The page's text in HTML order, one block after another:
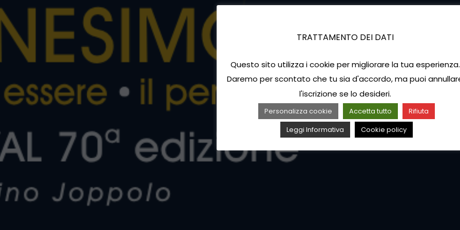
TRATTAMENTO DEI DATI
Questo sito utilizza i cookie per migliorare la tua esperienza.
Daremo per scontato che tu sia d'accordo, ma puoi
l'iscrizione se lo desideri.
Personalizza cookie Accetta tutto
Rifiuta
Leggi Informativa
Cookie policy